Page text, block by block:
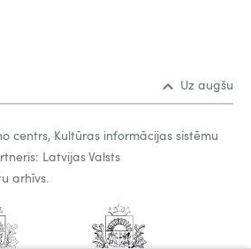
Uz augšu
centrs, Kultūras informācijas sistēmu
Latvijas Valsts
arhīvs.